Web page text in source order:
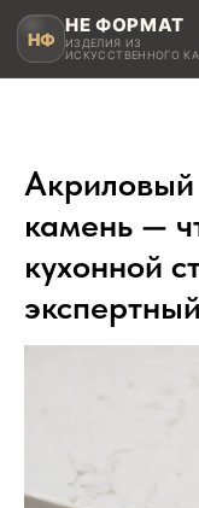
НФ
НЕ ФОРМАТ
ИЗДЕЛИЯ ИЗ
ИСКУССТВЕННОГО
камень —
кухонной